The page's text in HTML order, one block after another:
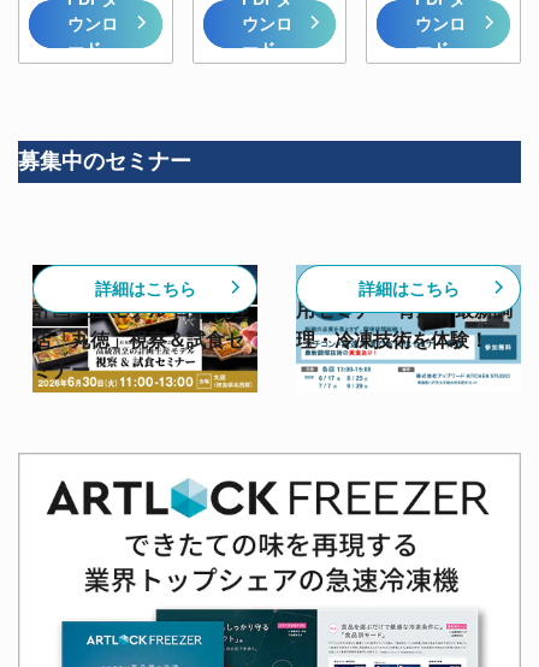
ウンロ
ード
ウンロ
ード
ウンロ
ード
募集中のセミナー
【6/30開催】高級割烹の
計画生産モデル 日本料理
店「丸徳」視察＆試食セ
ミナー
詳細はこちら
【スチコン✕急速冷凍活
用セミナー 青森】最新調
理・冷凍技術を体験！
詳細はこちら